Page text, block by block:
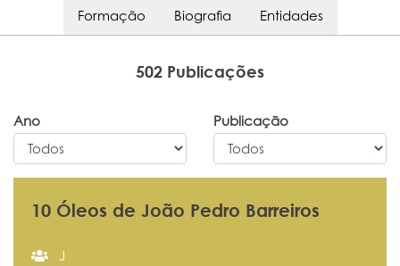
Formação Biografia Entidades
502 Publicações
Ano Publicação
10 Óleos de João Pedro Barreiros
J